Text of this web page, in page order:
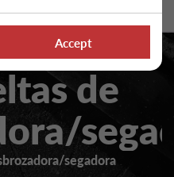
de
segadora
Accept